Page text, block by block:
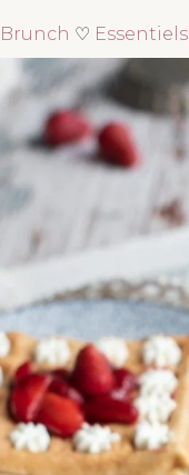
Brunch ♡ Essentiels